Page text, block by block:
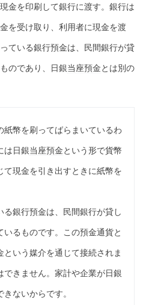
金を印刷して銀行に渡す。銀行は
を受け取り、利用者に現金を渡
ている銀行預金は、民間銀行が貸
のであり、日銀当座預金とは別の
紙幣を刷ってばらまいているわ
は日銀当座預金という形で貨幣
て現金を引き出すときに紙幣を
銀行預金は、民間銀行が貸し
るものです。この預金通貨と
という媒介を通じて接続されま
きません。家計や企業が日銀
ないからです。